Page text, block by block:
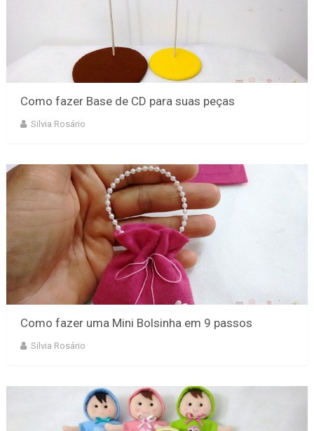
Como fazer Base de CD para suas peças
Silvia Rosário
Como fazer uma Mini Bolsinha em 9 passos
Silvia Rosário